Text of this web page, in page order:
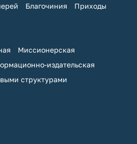
Благочиния Приходы
Миссионерская
издательская
структурами